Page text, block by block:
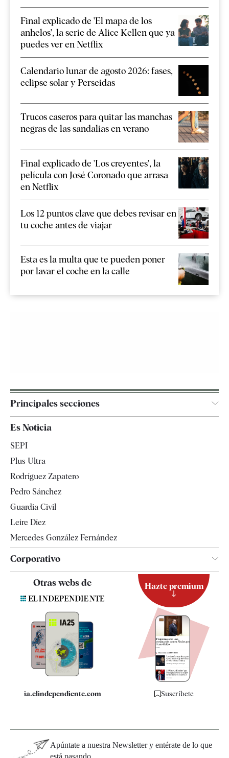
Final explicado de 'El mapa de los
anhelos', la serie de Alice Kellen que ya
puedes ver en Netflix
Calendario lunar de agosto 2026: fases,
eclipse solar y Perseidas
Trucos caseros para quitar las manchas
negras de las sandalias en verano
Final explicado de 'Los creyentes', la
película con José Coronado que arrasa
en Netflix
Los 12 puntos clave que debes revisar en
tu coche antes de viajar
Esta es la multa que te pueden poner
por lavar el coche en la calle
Principales secciones
Televisión
Es Noticia
SEPI
Plus Ultra
Rodríguez Zapatero
Pedro Sánchez
Guardia Civil
Leire Díez
Mercedes González Fernández
Corporativo
Quiénes somos
Especificaciones
Otras webs de
ia.elindependiente.com
Hazte premium
Suscríbete
Apúntate a nuestra Newsletter y entérate de lo que
está pasando